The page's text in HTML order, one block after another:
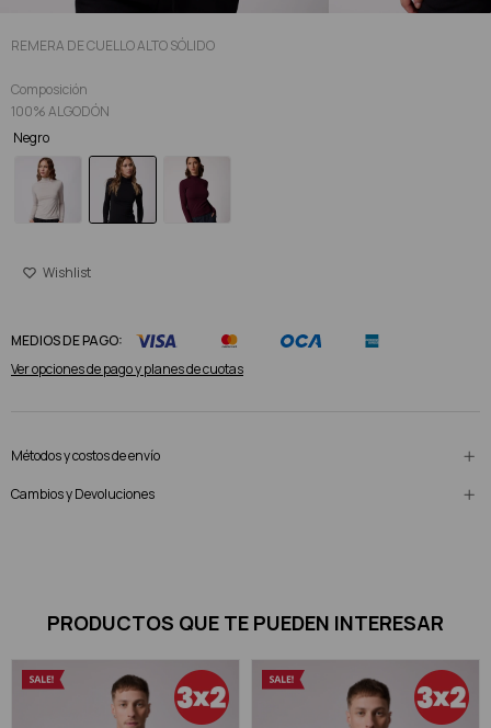
REMERA DE CUELLO ALTO SÓLIDO
Composición
100% ALGODÓN
Negro
MEDIOS DE PAGO:
Ver opciones de pago y planes de cuotas
Métodos y costos de envío
Cambios y Devoluciones
PRODUCTOS QUE TE PUEDEN INTERESAR